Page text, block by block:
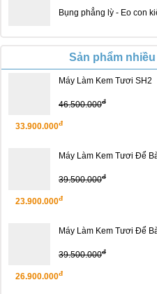
Bụng phẳng lỳ - Eo con
Sản phẩm
Máy Làm Kem Tươi SH2
46.500.000đ
33.900.000đ
Máy Làm Kem Tươi Để
39.500.000đ
23.900.000đ
Máy Làm Kem Tươi Để
39.500.000đ
26.900.000đ